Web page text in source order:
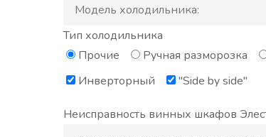
Тип холодильника
Прочие
Ручная разморозка
Инверторный
"Side by side"
Неисправность винных шкафов